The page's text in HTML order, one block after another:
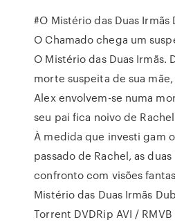
#O Mistério das Duas
O Chamado chega um
O Mistério das Duas Irmãs.
morte suspeita de sua mãe,
Alex envolvem-se numa
seu pai fica noivo de
À medida que investi gam
passado de Rachel, as
confronto com visões
Mistério das Duas Irmãs
Torrent DVDRip AVI /